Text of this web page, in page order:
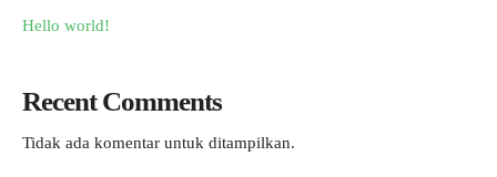
Hello world!
Recent Comments
Tidak ada komentar untuk ditampilkan.